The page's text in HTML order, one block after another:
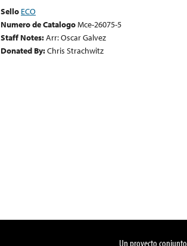
Sello ECO
Numero de CatalogoMce-26075-5
Staff Notes:Arr: Oscar Galvez
Donated By:Chris Strachwitz
Un proyecto conjunto